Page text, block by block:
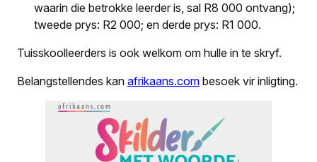
waarin die betrokke leerder is, sal R8 000 ontvang);
tweede prys: R2 000; en derde prys: R1 000.
Tuisskoolleerders is ook welkom om hulle in te skryf.
Belangstellendes kan afrikaans.com besoek vir inligting.